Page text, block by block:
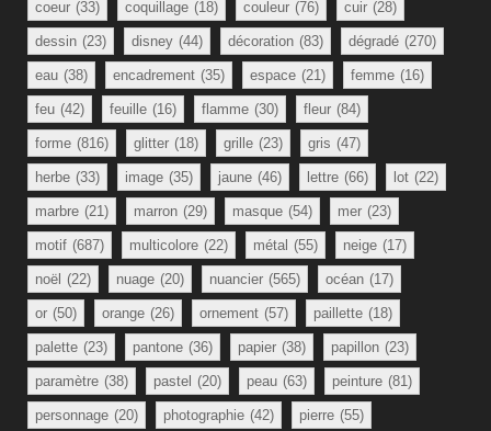
coeur (33) coquillage (18) couleur (76) cuir (28)
dessin (23) disney (44) décoration (83) dégradé (270)
eau (38) encadrement (35) espace (21) femme (16)
feu (42) feuille (16) flamme (30) fleur (84)
forme (816) glitter (18) grille (23) gris (47)
herbe (33) image (35) jaune (46) lettre (66) lot (22)
marbre (21) marron (29) masque (54) mer (23)
motif (687) multicolore (22) métal (55) neige (17)
noël (22) nuage (20) nuancier (565) océan (17)
or (50) orange (26) ornement (57) paillette (18)
palette (23) pantone (36) papier (38) papillon (23)
paramètre (38) pastel (20) peau (63) peinture (81)
personnage (20) photographie (42) pierre (55)